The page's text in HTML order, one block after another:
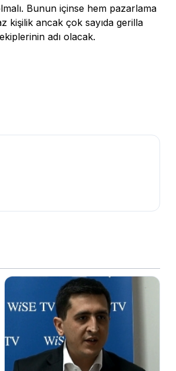
Bunun içinse hem pazarlama
kişilik ancak çok sayıda gerilla
adı olacak.